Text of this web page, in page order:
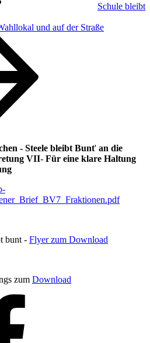
Schule bleibt
und auf der Straße
- Steele bleibt Bunt' an die
VII- Für eine klare Haltung
bunt - Flyer zum Download
zum Download